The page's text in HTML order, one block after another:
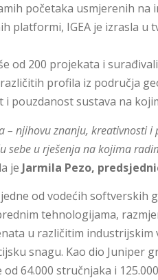
početaka usmjerenih
platformi, IGEA je izrasla
od 200 projekata i
profila iz područja
pouzdanost sustava na
– njihovu znanju,
sebe u rješenja na kojima
je Jarmila Pezo,
od vodećih
tehnologijama,
u različitim
snagu. Kao dio Juniper
64.000 stručnjaka i